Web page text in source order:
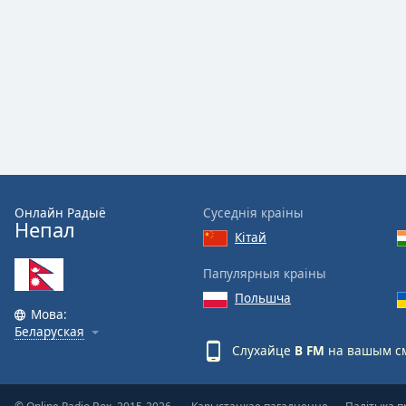
window.
dialog
window.
Escape
will
and
Онлайн Радыё
Непал
Мова:
Беларуская
Суседнія краіны
Кітай
Папулярныя краіны
Польшча
Слухайце B FM на вашым